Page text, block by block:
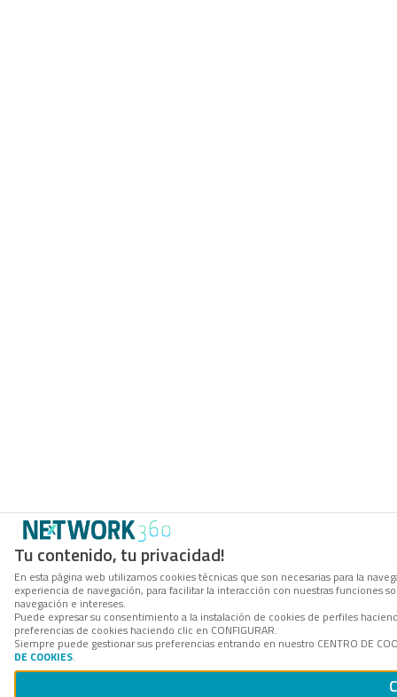
Tu contenido, tu privacidad!
En esta página web utilizamos cookies técnicas que son necesarias para la
experiencia de navegación, para facilitar la interacción con nuestras funciones
navegación e intereses.
Puede expresar su consentimiento a la instalación de cookies de perfiles
preferencias de cookies haciendo clic en CONFIGURAR.
Siempre puede gestionar sus preferencias entrando en nuestro CENTRO DE
DE COOKIES.